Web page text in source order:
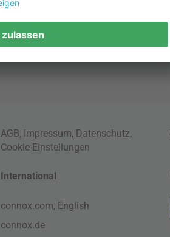
Dänische Lampen
LED Pendelleuchte
AGB, Impressum, Datenschutz,
Cookie-Einstellungen
International
connox.com, English
connox.de